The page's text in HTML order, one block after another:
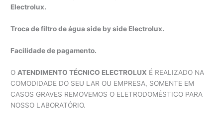
Electrolux.
Troca de filtro de água side by side Electrolux.
Facilidade de pagamento.
O ATENDIMENTO TÉCNICO ELECTROLUX É REALIZADO NA
COMODIDADE DO SEU LAR OU EMPRESA, SOMENTE EM
CASOS GRAVES REMOVEMOS O ELETRODOMÉSTICO PARA
NOSSO LABORATÓRIO.